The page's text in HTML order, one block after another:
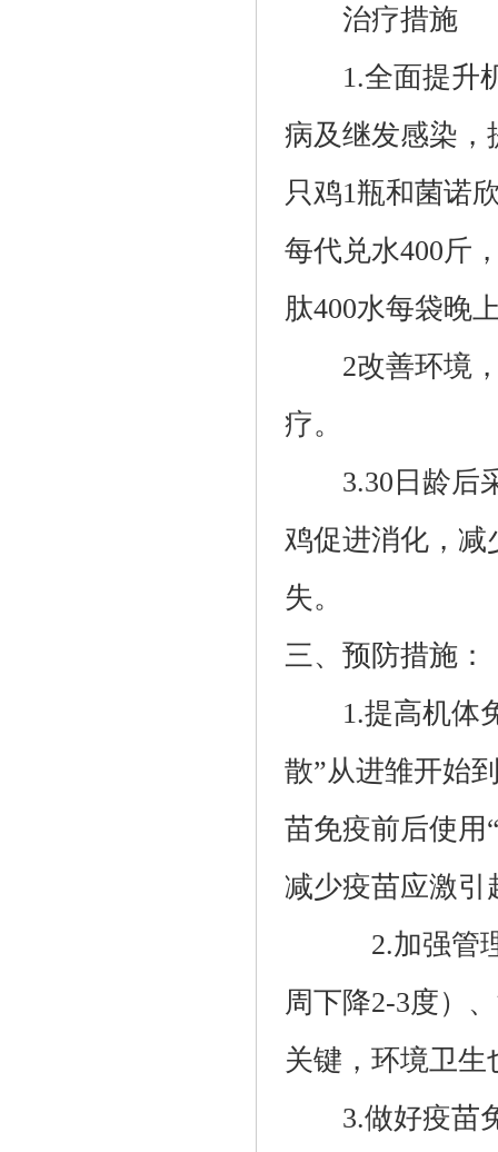
治疗措施
1.全面提升机
病及继发感染，
只鸡1瓶和菌诺
每代兑水400斤
肽400水每袋晚
2改善环境，
疗。
3.30日龄后采
鸡促进消化，
失。
三、预防措施：
1.提高机体免
散”从进雏开始
苗免疫前后使用
减少疫苗应激引
2.加强管理。
周下降2-3度）
关键，环境卫生
3.做好疫苗免